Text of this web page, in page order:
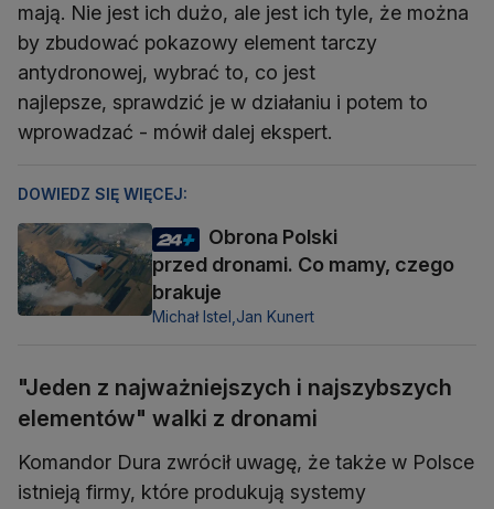
mają. Nie jest ich dużo, ale jest ich tyle, że można
by zbudować pokazowy element tarczy
antydronowej, wybrać to, co jest
najlepsze, sprawdzić je w działaniu i potem to
wprowadzać - mówił dalej ekspert.
DOWIEDZ SIĘ WIĘCEJ:
Obrona Polski
przed dronami. Co mamy, czego
brakuje
Michał Istel, Jan Kunert
"Jeden z najważniejszych i najszybszych
elementów" walki z dronami
Komandor Dura zwrócił uwagę, że także w Polsce
istnieją firmy, które produkują systemy